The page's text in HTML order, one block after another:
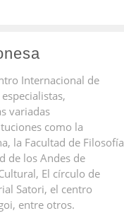
Internacional de
variadas
como la
la Facultad de Filosofía
de los Andes de
El círculo de
Satori, el centro
entre otros.